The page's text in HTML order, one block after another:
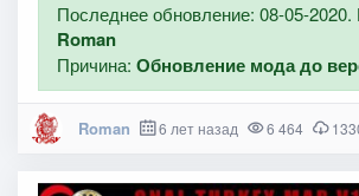
Последнее обновление: 08-05-2020.
Roman
Причина:Обновление мода до
Roman 6 лет назад 6 464